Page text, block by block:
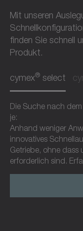
Mit unseren
finden Sie schnell
Produkt.
cymex® select
Die Suche nach
je:
Anhand weniger
innovatives
Getriebe, ohne dass
erforderlich sind.